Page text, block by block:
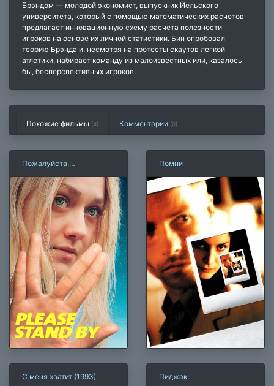
Брэндом — молодой экономист, выпускник Йельского
университета, который с помощью математических расчетов
предлагает инновационную схему расчета полезности
игроков на основе их личной статистики. Бин опробовал
теорию Брэнда и, несмотря на протесты скаутов легкой
атлетики, набирает команду из малоизвестных или, казалось
бы, бесперспективных игроков.
Похожие фильмы (4) Комментарии (0)
Пожалуйста,
Помни
С меня хватит (1993) Пиджак